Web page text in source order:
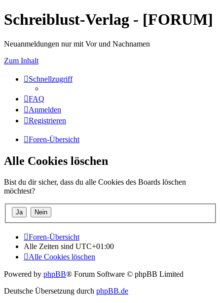
Schreiblust-Verlag - [FORUM]
Neuanmeldungen nur mit Vor und Nachnamen
Zum Inhalt
Schnellzugriff
FAQ
Anmelden
Registrieren
Foren-Übersicht
Alle Cookies löschen
Bist du dir sicher, dass du alle Cookies des Boards löschen
möchtest?
Foren-Übersicht
Alle Zeiten sind UTC+01:00
Alle Cookies löschen
Powered by phpBB® Forum Software © phpBB Limited
Deutsche Übersetzung durch phpBB.de